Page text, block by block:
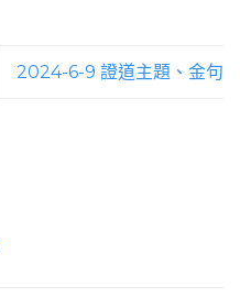
2024-6-9 證道主題、金句